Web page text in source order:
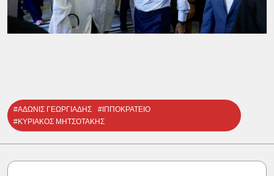
#ΑΔΩΝΙΣ ΓΕΩΡΓΙΑΔΗΣ
#ΙΠΠΟΚΡΑΤΕΙΟ
#ΚΥΡΙΑΚΟΣ ΜΗΤΣΟΤΑΚΗΣ